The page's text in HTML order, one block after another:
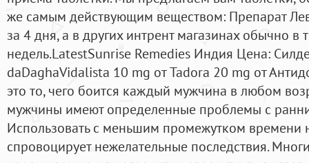
же самым действующим веществом: Препарат
за 4 дня, а в других интрент магазинах обычно в
недель.LatestSunrise Remedies Индия Цена:
daDaghaVidalista 10 mg от Tadora 20 mg от
это то, чего боится каждый мужчина в любом
мужчины имеют определенные проблемы с
Использовать с меньшим промежутком времени
спровоцирует нежелательные последствия.